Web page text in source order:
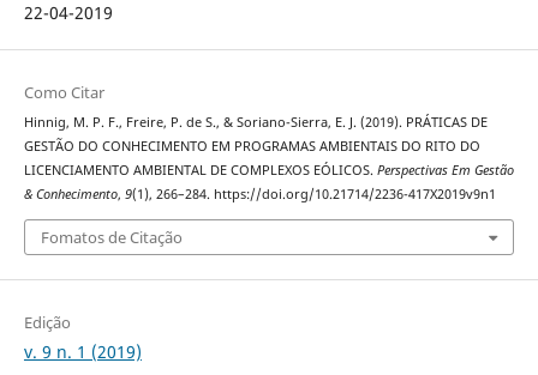
22-04-2019
Como Citar
Hinnig, M. P. F., Freire, P. de S., & Soriano-Sierra, E. J. (2019). PRÁTICAS DE
GESTÃO DO CONHECIMENTO EM PROGRAMAS AMBIENTAIS DO RITO DO
LICENCIAMENTO AMBIENTAL DE COMPLEXOS EÓLICOS. Perspectivas Em Gestão
& Conhecimento, 9(1), 266–284. https://doi.org/10.21714/2236-417X2019v9n1
Fomatos de Citação
Edição
v. 9 n. 1 (2019)